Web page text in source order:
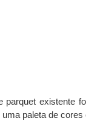
parquet existente
paleta de